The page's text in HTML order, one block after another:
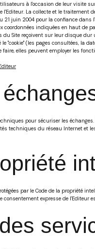
à l'occasion de leur visite
La collecte et le
juin 2004 pour la confiance
coordonnées indiquées en haut
Site reçoivent sur leur disque
"cookie" (les pages consultées,
faire, elles peuvent employer les
pour sécuriser les
techniques du réseau Internet et
par le Code de la propriété
consentement expresse de l'Editeur